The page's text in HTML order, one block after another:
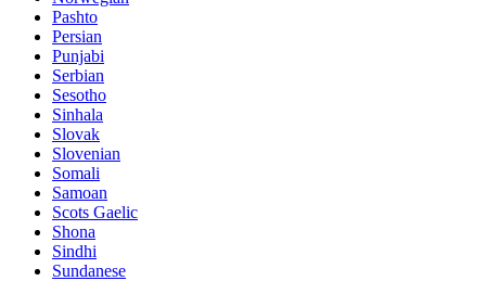
Pashto
Persian
Punjabi
Serbian
Sesotho
Sinhala
Slovak
Slovenian
Somali
Samoan
Scots Gaelic
Shona
Sindhi
Sundanese